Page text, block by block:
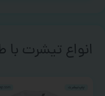
انواع تیشرت با